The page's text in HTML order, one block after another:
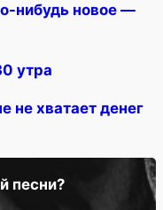
нибудь новое —
утра
хватает денег
песни?